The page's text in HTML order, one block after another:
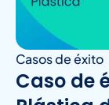
Casos de éxito
Caso de